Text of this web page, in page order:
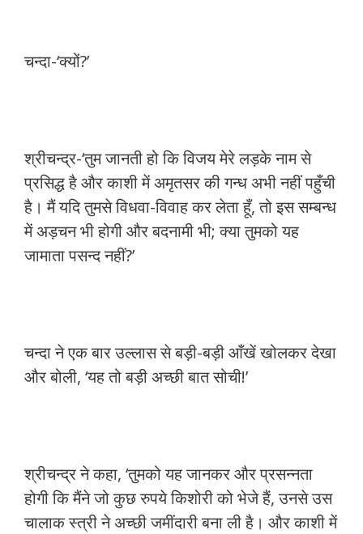
चन्दा-‘क्यों?’
श्रीचन्द्र-‘तुम जानती हो कि विजय मेरे लड़के नाम से
प्रसिद्ध है और काशी में अमृतसर की गन्ध अभी नहीं पहुँची
है। मैं यदि तुमसे विधवा-विवाह कर लेता हूँ, तो इस सम्बन्ध
में अड़चन भी होगी और बदनामी भी; क्या तुमको यह
जामाता पसन्द नहीं?’
चन्दा ने एक बार उल्लास से बड़ी-बड़ी आँखें खोलकर देखा
और बोली, ‘यह तो बड़ी अच्छी बात सोची!’
श्रीचन्द्र ने कहा, ‘तुमको यह जानकर और प्रसन्नता
होगी कि मैंने जो कुछ रुपये किशोरी को भेजे हैं, उनसे उस
चालाक स्त्री ने अच्छी जमींदारी बना ली है। और काशी में